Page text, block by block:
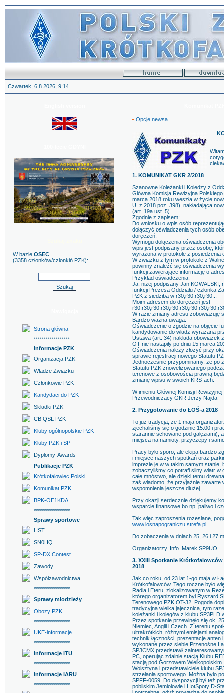
Czwartek, 6.8.2026, 9:14
W bazie OSEC
(3358 członków/członkiń PZK):
Strona główna
******************
Informacje PZK
Organizacja PZK
Władze Związku
Członkowie PZK
Kandydaci do PZK
Składki PZK
CB QSL PZK
Kluby ogólnopolskie PZK
Kluby PZK i SP
Dyplomy-Awards
Publikacje PZK
Krótkofalowiec Polski
Komunikat PZK
BPK-OE1KDA
******************
Sprawy sportowe
HST
SN0HQ
SP-DX Contest
Zawody
Współzawodnictwa
******************
Sprawy młodzieży
Obozy PZK
******************
UKE-informacje
******************
Informacje ITU
******************
Informacje IARU
******************
Opcje newsa
1. KOMUNIKAT GKR 2/2018
Szanowne Koleżanki i Koledzy z
Główna Komisja Rewizyjna
marca 2018 roku weszła w życie
U. z 2018 poz. 398), nakładająca
(art. 19a ust. 5).
Zgodnie z zapisem:
Do wniosku o wpis osób
dołączyć oświadczenia tych osób
doręczeń.
Wymogu dołączenia oświadczenia
wpis jest podpisany przez osobę,
wyrażona w protokole z posiedzenia
W związku z tym w protokole z
powinny znaleźć się oświadczenia
funkcji zawierające informację o
Przykład oświadczenia:
Ja, niżej podpisany Jan KOWALSKI,
funkcji Prezesa Oddziału / członka
PZK z siedzibą w r30;r30;r30;r30;..
Moim adresem do doręczeń jest
W razie zmiany adresu zobowiązuję
Bardzo ważna uwaga.
Oświadczenie o zgodzie na objęcie
kandydowanie do władz wyrażana
Ustawa (art. 34) nakłada obowiązek
OT nie nastąpiły po dniu 15 marca
Oświadczenia należy złożyć przy
sprawie rejestracji nowego Statutu
Jednocześnie przypominamy, że po
Statutu PZK znowelizowanego
terenowe z osobowością prawną
zmianę wpisu w swoich KRS-ach.
W imieniu Głównej Komisji
Przewodniczący GKR Jerzy Najda
2. Przygotowanie do ŁOŚ-a 2018
To już tradycja, że 1 maja
zjechaliśmy się o godzinie 15:00 i
starannie schowane pod gałęziami),
miejsca na namioty, przyczepy i
Pracy było sporo, ale ekipa bardzo
i miejsce naszych spotkań oraz
imprezie je w w takim samym
zobaczyliśmy co potrafi silny wiatr w
całe mnóstwo, ale dzięki temu
zaś wiadomo, że przyjaźnie zawarte
wspomnienia jeszcze dłużej.
Przy okazji serdecznie dziękujemy
wsparcie finansowe bo np. paliwo i
Tak więc zaproszenia rozesłane,
www.losnapograniczu.strefa.pl
Do zobaczenia w dniach 25, 26 i 27
Organizatorzy. Info. Marek SP9UO
3. XXIII Spotkanie
2018
Jak co roku, od 23 lat 1-go maja w
Krótkofalowców. Tego roczne było
Radia i Eteru, zlokalizowanym w
którego organizatorem był Ryszard
Terenowego PZK OT-32. Pogoda
tradycyjna wielka jajecznica, tym
koleżanki i kolegów z klubu SP3PLD
Przez spotkanie przewinęło się ok.
Niemiec, Anglii i Czech. Z terenu
ultrakrótkich, różnymi emisjami
technik łączności, prezentacje anten
wykonane przez siebie Przenośne
SP3CMX przedstawił
PC, operując zdalnie stacją Klubu
stacją pod Gorzowem
Wolsztyna i przedstawiciele klubu
strzelania sportowego. Można było
SPFF-0059. Do dyspozycji był też
pobliskim Jemiołowie i HotSpoty D-